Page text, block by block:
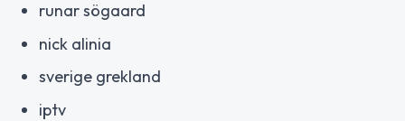
runar sögaard
nick alinia
sverige grekland
iptv